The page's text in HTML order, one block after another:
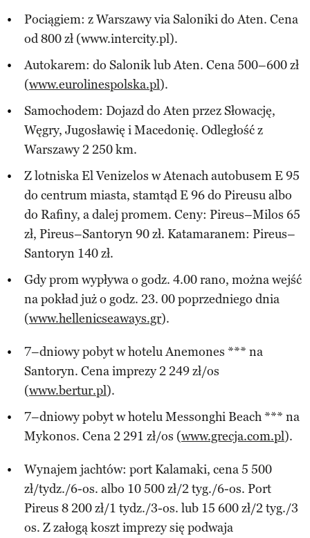
Pociągiem: z Warszawy via Saloniki do Aten. Cena
od 800 zł (www.intercity.pl).
Autokarem: do Salonik lub Aten. Cena 500–600 zł
(www.eurolinespolska.pl).
Samochodem: Dojazd do Aten przez Słowację,
Węgry, Jugosławię i Macedonię. Odległość z
Warszawy 2 250 km.
Z lotniska El Venizelos w Atenach autobusem E 95
do centrum miasta, stamtąd E 96 do Pireusu albo
do Rafiny, a dalej promem. Ceny: Pireus–Milos 65
zł, Pireus–Santoryn 90 zł. Katamaranem: Pireus–
Santoryn 140 zł.
Gdy prom wypływa o godz. 4.00 rano, można wejść
na pokład już o godz. 23. 00 poprzedniego dnia
(www.hellenicseaways.gr).
7–dniowy pobyt w hotelu Anemones *** na
Santoryn. Cena imprezy 2 249 zł/os
(www.bertur.pl).
7–dniowy pobyt w hotelu Messonghi Beach *** na
Mykonos. Cena 2 291 zł/os (www.grecja.com.pl).
Wynajem jachtów: port Kalamaki, cena 5 500
zł/tydz./6-os. albo 10 500 zł/2 tyg./6-os. Port
Pireus 8 200 zł/1 tydz./3-os. lub 15 600 zł/2 tyg./3
os. Z załogą koszt imprezy się podwaja